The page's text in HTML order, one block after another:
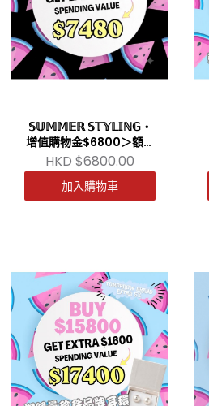
𝕊𝕌𝕄𝕄𝔼ℝ 𝕊𝕋𝕐𝕃𝕀ℕ𝔾・
增值購物金$6800＞額外
送多$680
HKD $6800.00
加入購物車